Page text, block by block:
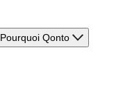
Pourquoi Qonto